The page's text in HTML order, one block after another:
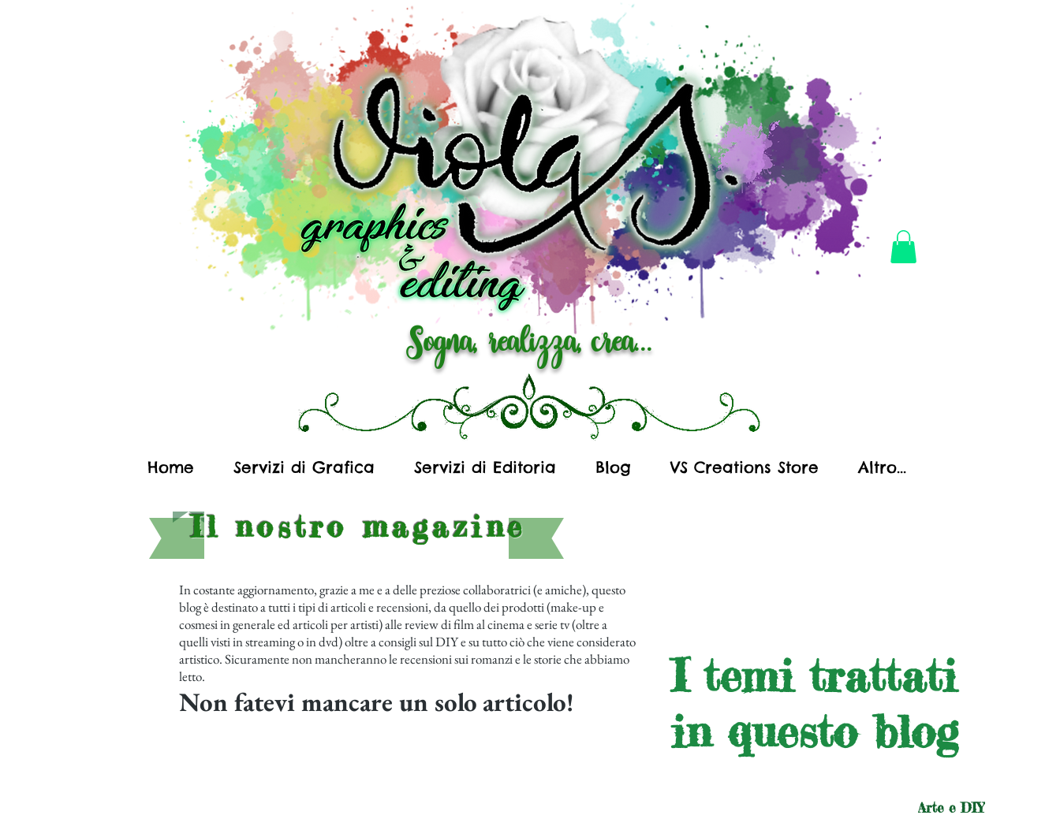
Sogna, realizza, crea...
Home Servizi di Grafica Servizi di Editoria Blog VS Creations Store Altro...
Il nostro magazine
In costante aggiornamento, grazie a me e a delle preziose collaboratrici (e amiche), questo
blog è destinato a tutti i tipi di articoli e recensioni, da quello dei prodotti (make-up e
cosmesi in generale ed articoli per artisti) alle review di film al cinema e serie tv (oltre a
quelli visti in streaming o in dvd) oltre a consigli sul DIY e su tutto ciò che viene considerato
artistico. Sicuramente non mancheranno le recensioni sui romanzi e le storie che abbiamo
letto.
Non fatevi mancare un solo articolo!
Arte e DIY
I temi trattati
in questo blog